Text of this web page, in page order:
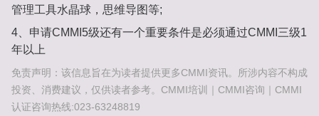
管理⼯具⽔晶球，思维导图等;
4、申请CMMI5级还有⼀个重要条件是必须通过CMMI三级1
年以上
免责声明：该信息旨在为读者提供更多CMMI资讯。所涉内容不构成
投资、消费建议，仅供读者参考。CMMI培训｜CMMI咨询｜CMMI
认证咨询热线:023-63248819